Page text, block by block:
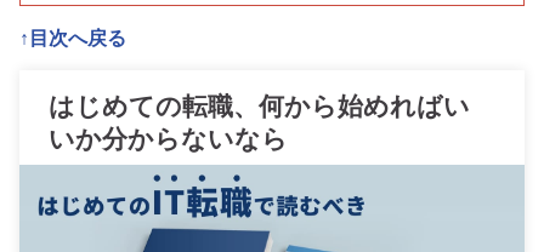
↑目次へ戻る
はじめての転職、何から始めればい
いか分からないなら